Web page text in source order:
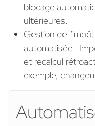
blocage
ultérieures.
Gestion de
automatisée :
et recalcul
exemple,